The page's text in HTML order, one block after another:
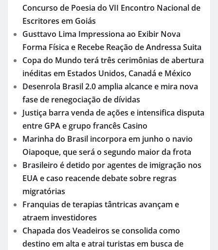
Argentina Mantém Mistério Sobre Papel de
Messi na Copa do Mundo
Luan Santana transforma Curitiba e São Paulo
em marcos de sua trajetória com capítulos
especiais da turnê “Registro Histórico”
Poeta de Anápolis Marcelo Girard conquista o 1º
lugar no Concurso de Poesia Falada durante o 7º
Encontro Nacional de Escritores
EUA classificam PCC e CV como organizações
terroristas após agenda de Flávio Bolsonaro em
Washington
Marcelo Girard está entre os selecionados do
Concurso de Poesia do VII Encontro Nacional de
Escritores em Goiás
Gusttavo Lima Impressiona ao Exibir Nova
Forma Física e Recebe Reação de Andressa Suita
Copa do Mundo terá três cerimônias de abertura
inéditas em Estados Unidos, Canadá e México
Desenrola Brasil 2.0 amplia alcance e mira nova